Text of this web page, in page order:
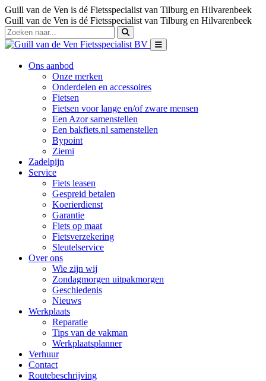
Guill van de Ven is dé Fietsspecialist van Tilburg en Hilvarenbeek
Guill van de Ven is dé Fietsspecialist van Tilburg en Hilvarenbeek
Ons aanbod
Onze merken
Onderdelen en accessoires
Fietsen
Fietsen voor lange en/of zware mensen
Een Azor samenstellen
Een bakfiets.nl samenstellen
Bypoint
Ziemi
Zadelpijn
Service
Fiets leasen
Gespreid betalen
Koerierdienst
Garantie
Fiets op maat
Fietsverzekering
Sleutelservice
Over ons
Wie zijn wij
Zondagmorgen uitpakmorgen
Geschiedenis
Nieuws
Werkplaats
Reparatie
Tips van de vakman
Werkplaatsplanner
Verhuur
Contact
Routebeschrijving